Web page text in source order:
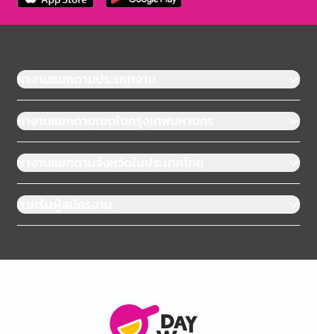
หางานแยกตามประเภทงาน
หางานแยกตามเขตในกรุงเทพมหานคร
หางานแยกตามจังหวัดในประเทศไทย
สำหรับผู้สมัครงาน